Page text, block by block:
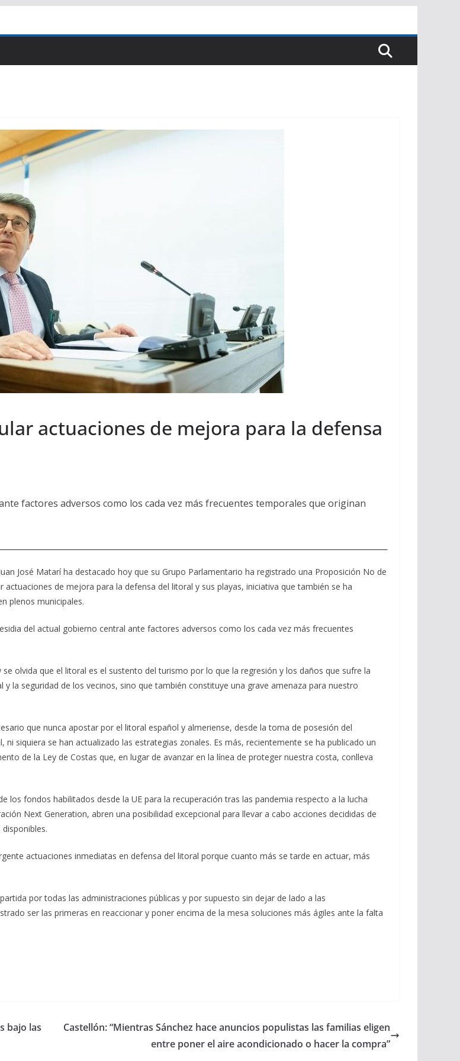
actuaciones de mejora para la defensa
factores adversos como los cada vez más frecuentes temporales que originan
José Matarí ha destacado hoy que su Grupo Parlamentario ha registrado una Proposición No de
de mejora para la defensa del litoral y sus playas, iniciativa que también se ha
plenos municipales.
del actual gobierno central ante factores adversos como los cada vez más frecuentes
olvida que el litoral es el sustento del turismo por lo que la regresión y los daños que sufre la
la seguridad de los vecinos, sino que también constituye una grave amenaza para nuestro
que nunca apostar por el litoral español y almeriense, desde la toma de posesión del
siquiera se han actualizado las estrategias zonales. Es más, recientemente se ha publicado un
de la Ley de Costas que, en lugar de avanzar en la línea de proteger nuestra costa, conlleva
fondos habilitados desde la UE para la recuperación tras las pandemia respecto a la lucha
Next Generation, abren una posibilidad excepcional para llevar a cabo acciones decididas de
actuaciones inmediatas en defensa del litoral porque cuanto más se tarde en actuar, más
por todas las administraciones públicas y por supuesto sin dejar de lado a las
ser las primeras en reaccionar y poner encima de la mesa soluciones más ágiles ante la falta
bajo las
Castellón: “Mientras Sánchez hace anuncios populistas las familias eligen
entre poner el aire acondicionado o hacer la compra”